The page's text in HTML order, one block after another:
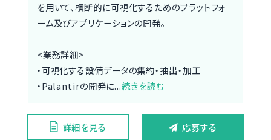
を用いて、横断的に可視化するためのプラットフォ
ーム及びアプリケーションの開発。
<業務詳細>
・可視化する設備データの集約・抽出・加工
・Palantirの開発に...続きを読む
詳細を見る 応募する